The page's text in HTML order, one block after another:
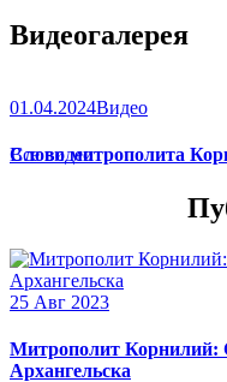
Видеогалерея
01.04.2024Видео
Слово митрополита
Все видео
25 Авг 2023
Митрополит Корнилий:
Архангельска